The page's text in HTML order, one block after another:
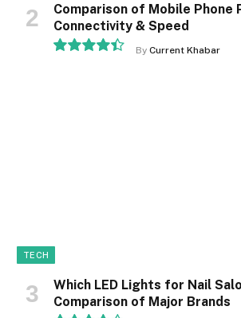
Comparison of Mobile Phone
Connectivity & Speed
By Current Khabar
TECH
Which LED Lights for Nail
Comparison of Major Brands